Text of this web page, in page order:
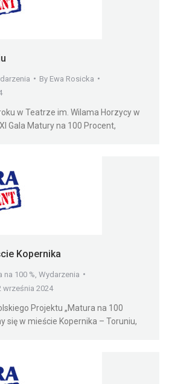
By Ewa Rosicka
w Teatrze im. Wilama Horzycy w
Gala Matury na 100 Procent,
Kopernika
na 100 % Wydarzenia
września 2024
Projektu „Matura na 100
się w mieście Kopernika – Toruniu,